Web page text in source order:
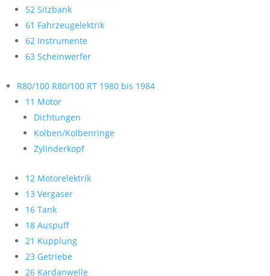
52 Sitzbank
61 Fahrzeugelektrik
62 Instrumente
63 Scheinwerfer
R80/100 R80/100 RT 1980 bis 1984
11 Motor
Dichtungen
Kolben/Kolbenringe
Zylinderkopf
12 Motorelektrik
13 Vergaser
16 Tank
18 Auspuff
21 Kupplung
23 Getriebe
26 Kardanwelle